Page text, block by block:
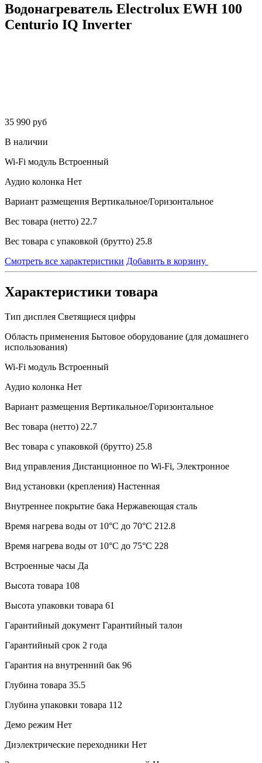
Водонагреватель Electrolux EWH 100
Centurio IQ Inverter
35 990 руб
В наличии
Wi-Fi модуль Встроенный
Аудио колонка Нет
Вариант размещения Вертикальное/Горизонтальное
Вес товара (нетто) 22.7
Вес товара с упаковкой (брутто) 25.8
Смотреть все характеристики Добавить в корзину
Характеристики товара
Тип дисплея Светящиеся цифры
Область применения Бытовое оборудование (для домашнего
использования)
Wi-Fi модуль Встроенный
Аудио колонка Нет
Вариант размещения Вертикальное/Горизонтальное
Вес товара (нетто) 22.7
Вес товара с упаковкой (брутто) 25.8
Вид управления Дистанционное по Wi-Fi, Электронное
Вид установки (крепления) Настенная
Внутреннее покрытие бака Нержавеющая сталь
Время нагрева воды от 10°С до 70°С 212.8
Время нагрева воды от 10°С до 75°С 228
Встроенные часы Да
Высота товара 108
Высота упаковки товара 61
Гарантийный документ Гарантийный талон
Гарантийный срок 2 года
Гарантия на внутренний бак 96
Глубина товара 35.5
Глубина упаковки товара 112
Демо режим Нет
Диэлектрические переходники Нет